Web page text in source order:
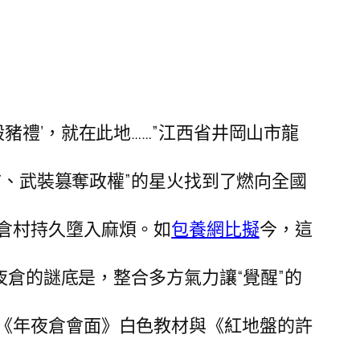
禮’，就在此地……”江西省井岡山市龍
裝篡奪政權”的星火找到了燃向全國
持久墮入麻煩。如包養網比擬今，這
的謎底是，整合多方氣力讓“覺醒”的
夜倉會面》白色教材與《紅地盤的許